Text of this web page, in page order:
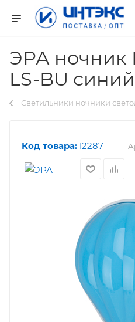
ЭРА ночник
LS-BU синий
Светильники ночники
Код товара:12287